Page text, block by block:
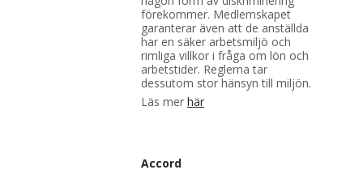
förekommer. Medlemskapet
garanterar även att de anställda
har en säker arbetsmiljö och
rimliga villkor i fråga om lön och
arbetstider. Reglerna tar
dessutom stor hänsyn till miljön.
Läs mer här
Accord